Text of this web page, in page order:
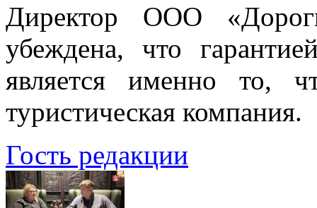
Директор ООО
убеждена, что
является именно то,
туристическая компания.
Гость редакции